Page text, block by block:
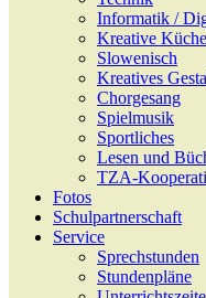
Informatik /
Kreative Küche
Slowenisch
Kreatives
Chorgesang
Spielmusik
Sportliches
Lesen und
TZA-
Fotos
Schulpartnerschaft
Service
Sprechstunden
Stundenpläne